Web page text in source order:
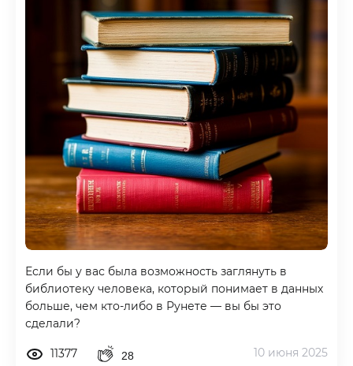
Если бы у вас была возможность заглянуть в
библиотеку человека, который понимает в данных
больше, чем кто-либо в Рунете — вы бы это
сделали?
11377 28 10 июня 2025